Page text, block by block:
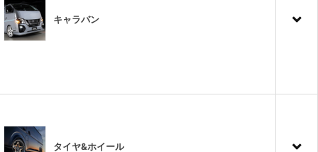
キャラバン
タイヤ&ホイール